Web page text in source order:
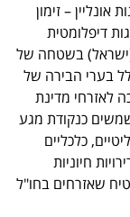
– זימון
דיפלומטית
בשטחה של
בערי הבירה של
לאזרחי מדינת
כנקודת מגע
כלכליים
חיוניות
שאזרחים בחו"ל